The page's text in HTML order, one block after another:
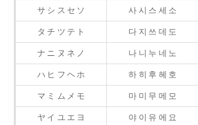
サ シ ス セ ソ 사 시 스 세 소
タ チ ツ テ ト 다 지 쓰 데 도
ナ ニ ヌ ネ ノ 나 니 누 네 노
ハ ヒ フ ヘ ホ 하 히 후 헤 호
マ ミ ム メ モ 마 미 무 메 모
ヤ イ ユ エ ヨ 야 이 유 에 요